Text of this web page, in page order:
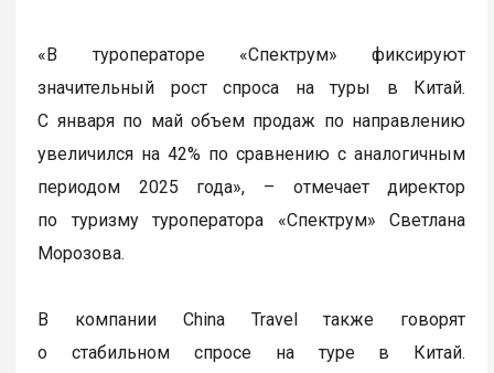
«В туроператоре «Спектрум» фиксируют
значительный рост спроса на туры в Китай.
С января по май объем продаж по направлению
увеличился на 42% по сравнению с аналогичным
периодом 2025 года», – отмечает директор
по туризму туроператора «Спектрум» Светлана
Морозова.
В компании China Travel также говорят
о стабильном спросе на туре в Китай.